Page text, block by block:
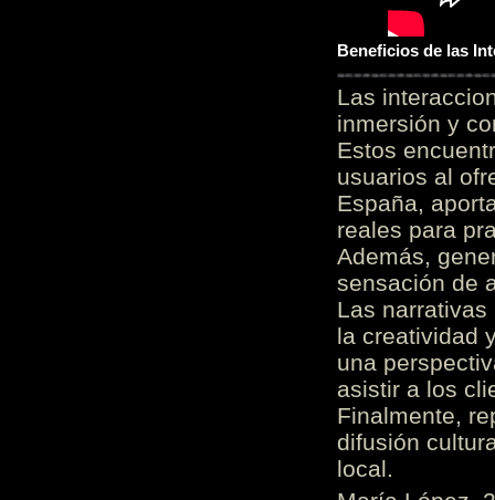
Beneficios de las
Las
inmersión y
Estos
usuarios al
España,
reales para
Además,
sensación de
Las
la creatividad
una
asistir a los
Finalmente,
difusión
local.